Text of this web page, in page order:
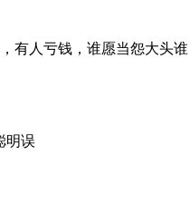
有人亏钱，谁愿当怨大头
明误